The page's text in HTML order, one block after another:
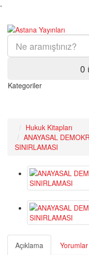
-
0
Kategoriler
Hukuk Kitapları
ANAYASAL
SINIRLAMASI
Açıklama